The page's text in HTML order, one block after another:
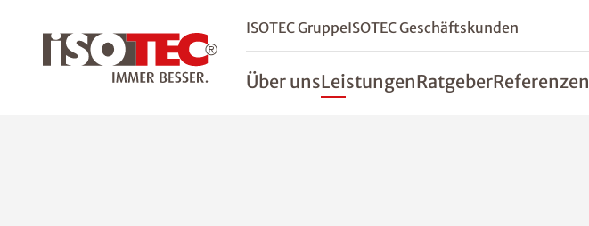
ISOTEC GruppeISOTEC Geschäftskunden
Über unsLeistungenRatgeberReferenzen